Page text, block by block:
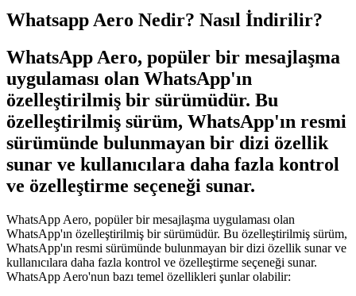
Whatsapp Aero Nedir? Nasıl İndirilir?
WhatsApp Aero, popüler bir mesajlaşma
uygulaması olan WhatsApp'ın
özelleştirilmiş bir sürümüdür. Bu
özelleştirilmiş sürüm, WhatsApp'ın resmi
sürümünde bulunmayan bir dizi özellik
sunar ve kullanıcılara daha fazla kontrol
ve özelleştirme seçeneği sunar.
WhatsApp Aero, popüler bir mesajlaşma uygulaması olan
WhatsApp'ın özelleştirilmiş bir sürümüdür. Bu özelleştirilmiş sürüm,
WhatsApp'ın resmi sürümünde bulunmayan bir dizi özellik sunar ve
kullanıcılara daha fazla kontrol ve özelleştirme seçeneği sunar.
WhatsApp Aero'nun bazı temel özellikleri şunlar olabilir: